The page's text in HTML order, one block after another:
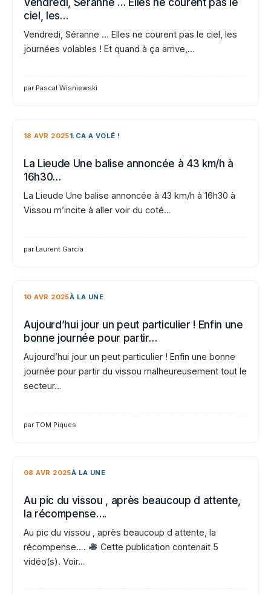
ciel, les…
Vendredi, Séranne … Elles ne courent pas le ciel, les
journées volables ! Et quand à ça arrive,…
par Pascal Wisniewski
18 AVR 20251.CA A VOLÉ !
La Lieude Une balise annoncée à 43 km/h à
16h30…
La Lieude Une balise annoncée à 43 km/h à 16h30 à
Vissou m’incite à aller voir du coté…
par Laurent Garcia
10 AVR 2025À LA UNE
Aujourd’hui jour un peut particulier ! Enfin une
bonne journée pour partir…
Aujourd’hui jour un peut particulier ! Enfin une bonne
journée pour partir du vissou malheureusement tout le
secteur…
par TOM Piques
08 AVR 2025À LA UNE
Au pic du vissou , après beaucoup d attente,
la récompense….
Au pic du vissou , après beaucoup d attente, la
récompense….
Cette publication contenait 5
vidéo(s). Voir…